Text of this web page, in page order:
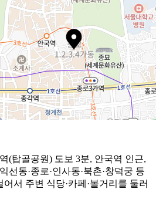
(탑골공원) 도보 3분, 안국역 인근,
선동·종로·인사동·북촌·창덕궁 등
서 주변 식당·카페·볼거리를 둘러